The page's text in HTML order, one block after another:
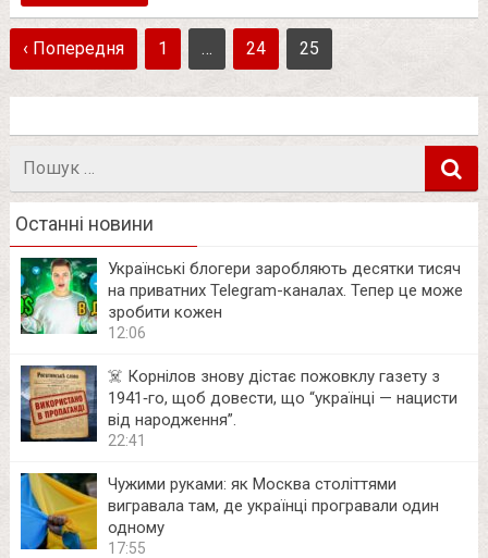
‹ Попередня 1 … 24 25
Пошук
Останні новини
Українські блогери заробляють десятки тисяч
на приватних Telegram-каналах. Тепер це може
зробити кожен
12:06
☠️ Корнілов знову дістає пожовклу газету з
1941‑го, щоб довести, що “українці — нацисти
від народження”.
22:41
Чужими руками: як Москва століттями
вигравала там, де українці програвали один
одному
17:55